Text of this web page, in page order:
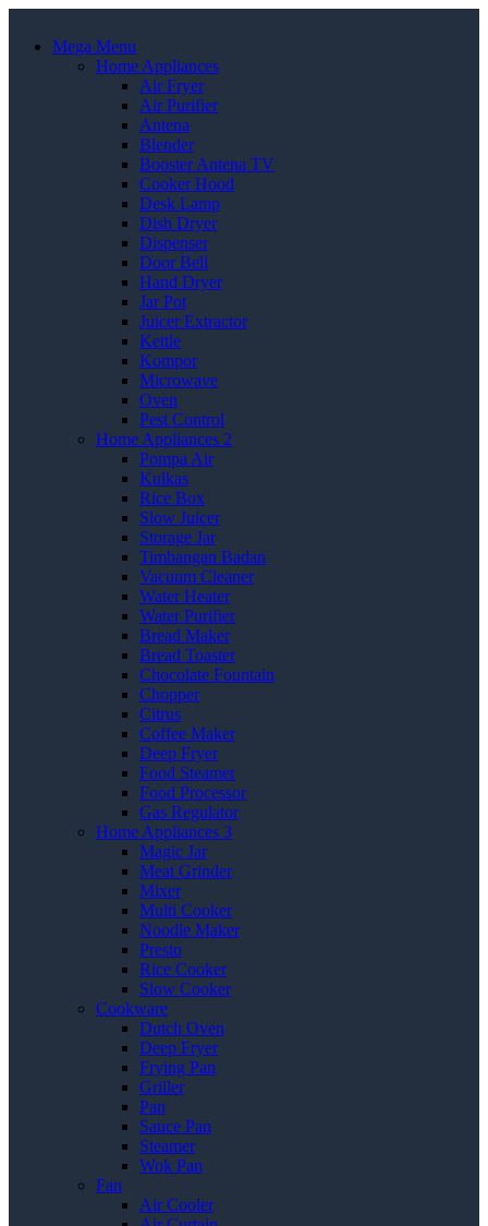
Mega Menu
Home Appliances
Air Fryer
Air Purifier
Antena
Blender
Booster Antena TV
Cooker Hood
Desk Lamp
Dish Dryer
Dispenser
Door Bell
Hand Dryer
Jar Pot
Juicer Extractor
Kettle
Kompor
Microwave
Oven
Pest Control
Home Appliances 2
Pompa Air
Kulkas
Rice Box
Slow Juicer
Storage Jar
Timbangan Badan
Vacuum Cleaner
Water Heater
Water Purifier
Bread Maker
Bread Toaster
Chocolate Fountain
Chopper
Citrus
Coffee Maker
Deep Fryer
Food Steamer
Food Processor
Gas Regulator
Home Appliances 3
Magic Jar
Meat Grinder
Mixer
Multi Cooker
Noodle Maker
Presto
Rice Cooker
Slow Cooker
Cookware
Dutch Oven
Deep Fryer
Frying Pan
Griller
Pan
Sauce Pan
Steamer
Wok Pan
Fan
Air Cooler